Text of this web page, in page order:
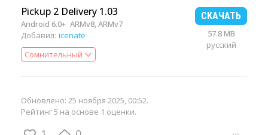
Pickup 2 Delivery 1.03
Android 6.0+ ARMv8, ARMv7
Добавил: icenate
Сомнительный
СКАЧАТЬ
57.8 MB
русский
Обновлено: 25 ноября 2025, 00:52.
Рейтинг 5 на основе 1 оценки.